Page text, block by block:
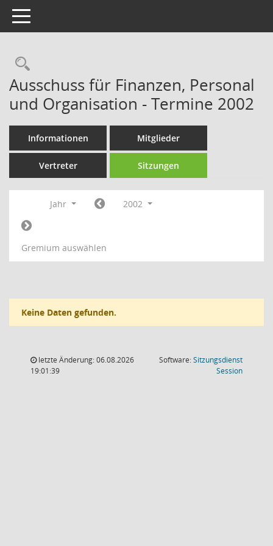
Toggle navigation
Rechercheauswahl
Ausschuss für Finanzen, Personal
und Organisation - Termine 2002
Informationen Mitglieder
Vertreter Sitzungen
Jahr 2002
Gremium auswählen
Keine Daten gefunden.
letzte Änderung: 06.08.2026
19:01:39
Software:Sitzungsdienst
Session(Wird in